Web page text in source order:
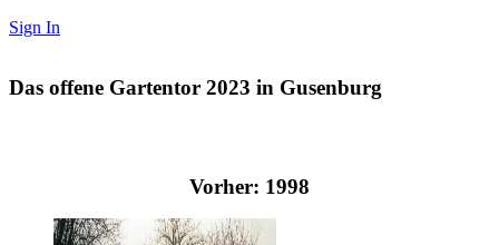
Sign In
Das offene Gartentor 2023 in Gusenburg
Vorher: 1998